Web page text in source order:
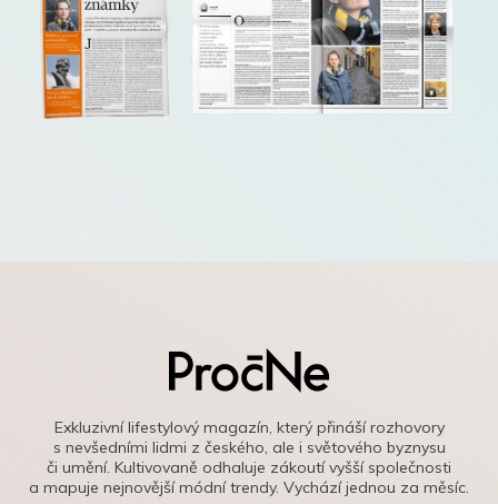
Exkluzivní lifestylový magazín, který přináší rozhovory
s nevšedními lidmi z českého, ale i světového byznysu
či umění. Kultivovaně odhaluje zákoutí vyšší společnosti
a mapuje nejnovější módní trendy. Vychází jednou za měsíc.